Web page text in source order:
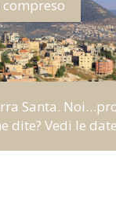
MORE INFO
Santa.
dite? Vedi le date